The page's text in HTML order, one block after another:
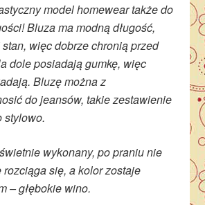
model homewear także do
Bluza ma modną długość,
więc dobrze chronią przed
dole posiadają gumkę, więc
Bluzę można z
do jeansów, takie zestawienie
stylowo.
wykonany, po praniu nie
rozciąga się, a kolor zostaje
– głębokie wino.